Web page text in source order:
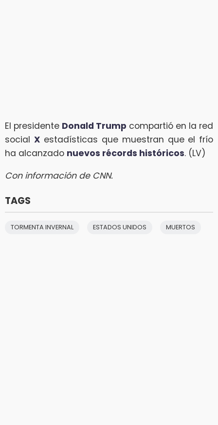
El presidente Donald Trump compartió en la red
social X estadísticas que muestran que el frío
ha alcanzado nuevos récords históricos. (LV)
Con información de CNN.
TAGS
TORMENTA INVERNAL ESTADOS UNIDOS MUERTOS